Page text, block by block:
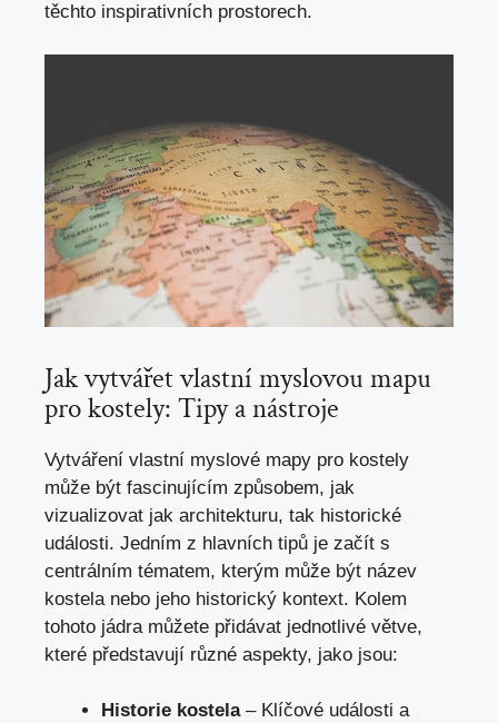
těchto inspirativních prostorech.
Jak vytvářet⁣ vlastní‍ myslovou mapu
pro kostely: Tipy a nástroje
Vytváření vlastní ​myslové mapy pro kostely
může ⁣být fascinujícím způsobem, jak
vizualizovat‍ jak architekturu, tak historické​
události. Jedním z hlavních tipů je začít s
centrálním tématem, kterým může být název
‌kostela nebo jeho ⁣historický kontext. Kolem
tohoto jádra ⁤můžete přidávat jednotlivé větve,
které představují různé aspekty, jako jsou:
Historie kostela– Klíčové⁤ události a